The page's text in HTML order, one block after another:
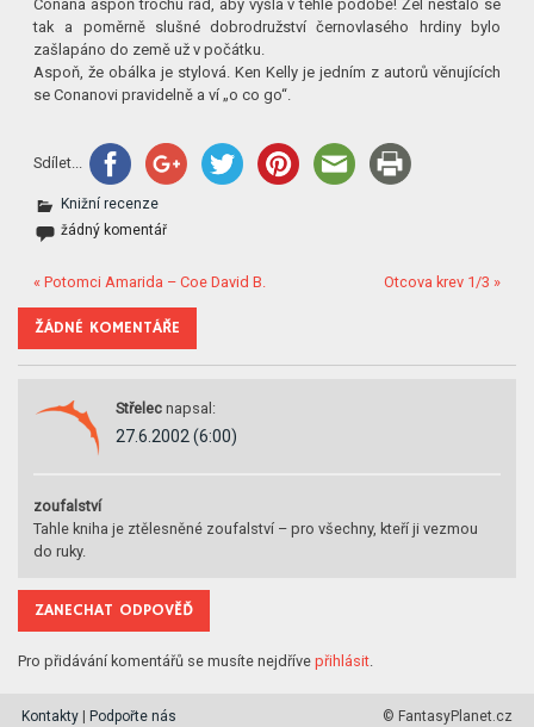
Conana aspoň trochu rád, aby vyšla v téhle podobě! Žel nestalo se
tak a poměrně slušné dobrodružství černovlasého hrdiny bylo
zašlapáno do země už v počátku.
Aspoň, že obálka je stylová. Ken Kelly je jedním z autorů věnujících
se Conanovi pravidelně a ví „o co go“.
Sdílet...
Knižní recenze
žádný komentář
« Potomci Amarida – Coe David B. Otcova krev 1/3 »
ŽÁDNÉ KOMENTÁŘE
Střelec napsal:
27.6.2002 (6:00)
zoufalství
Tahle kniha je ztělesněné zoufalství – pro všechny, kteří ji vezmou
do ruky.
ZANECHAT ODPOVĚĎ
Pro přidávání komentářů se musíte nejdřívepřihlásit.
Kontakty Podpořte nás © FantasyPlanet.cz